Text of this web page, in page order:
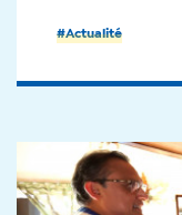
#Actualité